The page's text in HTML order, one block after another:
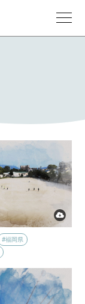
#福岡県